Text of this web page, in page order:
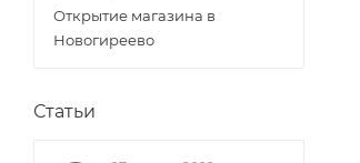
Открытие магазина в
Новогиреево
Статьи